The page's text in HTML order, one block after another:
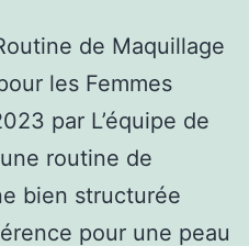
de Maquillage
les Femmes
par L’équipe de
routine de
bien structurée
pour une peau